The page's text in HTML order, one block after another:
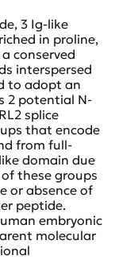
3 Ig-like
in proline,
conserved
interspersed
to adopt an
2 potential N-
splice
that encode
from full-
domain due
these groups
or absence of
peptide.
embryonic
molecular